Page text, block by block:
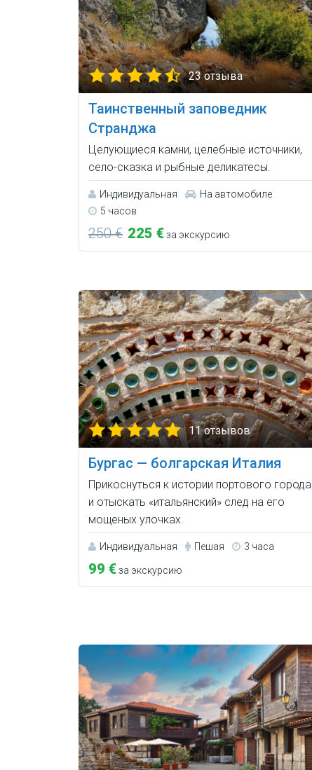
23 отзыва
Таинственный заповедник
Странджа
Целующиеся камни, целебные источники,
село-сказка и рыбные деликатесы.
Индивидуальная
На автомобиле
5 часов
250 € 225 €за экскурсию
11 отзывов
Бургас — болгарская Италия
Прикоснуться к истории портового города
и отыскать «итальянский» след на его
мощеных улочках.
Индивидуальная Пешая 3 часа
99 €за экскурсию